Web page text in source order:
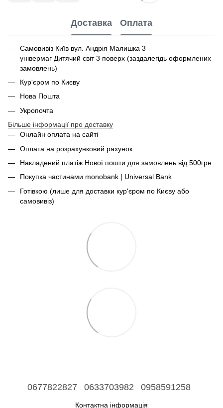
Доставка Оплата
Самовивіз Київ вул. Андрія Малишка 3
універмаг Дитячий світ 3 поверх (заздалегідь оформлених
замовлень)
Кур'єром по Києву
Нова Пошта
Укропочта
Більше інформації про доставку
Онлайн оплата на сайті
Оплата на розрахунковий рахунок
Накладений платіж Нової пошти для замовлень від 500грн
Покупка частинами monobank | Universal Bank
Готівкою (лише для доставки кур'єром по Києву або
самовивіз)
0677822827 0633703982 0958591258
Контактна інформація